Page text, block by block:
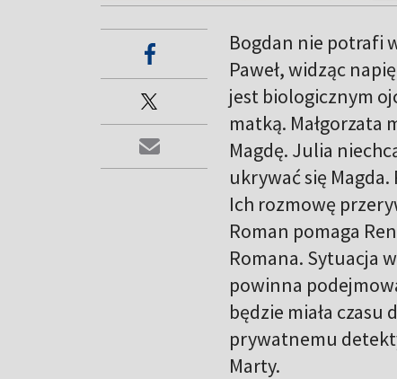
Bogdan nie potrafi
Paweł, widząc
jest biologicznym
matką. Małgorzata
Magdę. Julia
ukrywać się
Ich rozmowę
Roman pomaga
Romana. Sytuacja
powinna
będzie miała czasu
prywatnemu
Marty.